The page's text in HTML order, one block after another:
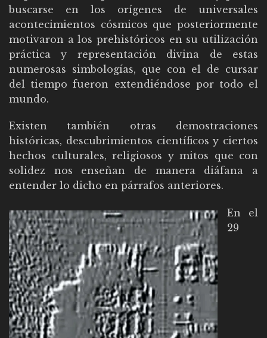
buscarse en los orígenes de universales
acontecimientos cósmicos que posteriormente
motivaron a los prehistóricos en su utilización
práctica y representación divina de estas
numerosas simbologías, que con el de cursar
del tiempo fueron extendiéndose por todo el
mundo.
Existen también otras demostraciones
históricas, descubrimientos científicos y ciertos
hechos culturales, religiosos y mitos que con
solidez nos enseñan de manera diáfana a
entender lo dicho en párrafos anteriores.
En el
29